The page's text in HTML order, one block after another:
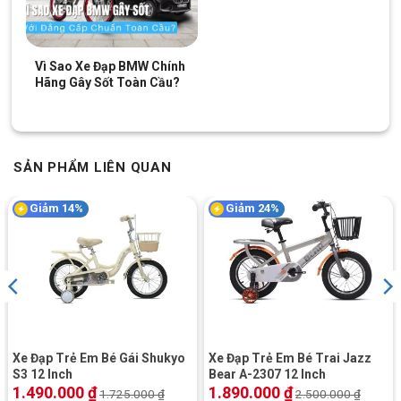
Yên xe êm ái của xe đạp trẻ em Jazz Bear sẽ giúp bé được thoải mái
khi sử dụng xe đạp
Một trong những ưu điểm của Jazz Bear A-2301 18 inch là
được trang bị bánh phụ phía sau. Đây là trang bị hữu ích dành
Vì Sao Xe Đạp BMW Chính
Hãng Gây Sốt Toàn Cầu?
SẢN PHẨM LIÊN QUAN
Giảm 14%
Xe Đạp Trẻ Em Bé Gái Shukyo
S3 12 Inch
1.490.000₫1.725.000₫
Giảm 24%
Xe Đạp Trẻ Em Bé Trai Jazz
Bear A-2307 12 Inch
1.890.000₫2.500.000₫